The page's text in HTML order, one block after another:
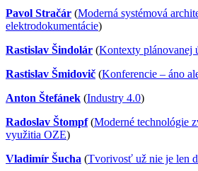
Pavol Stračár (Moderná systémová
elektrodokumentácie)
Rastislav Šindolár (Kontexty plánovanej
Rastislav Šmidovič (Konferencie – áno
Anton Štefánek (Industry 4.0)
Radoslav Štompf (Moderné technológie
využitia OZE)
Vladimír Šucha (Tvorivosť už nie je len